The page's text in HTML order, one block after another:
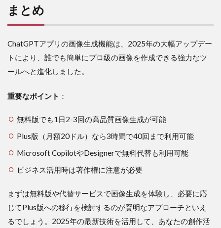
まとめ
ChatGPTアプリの画像生成機能は、2025年の大幅アップデー
トにより、誰でも簡単にプロ級の画像を作成できる強力なツ
ールへと進化しました。
重要なポイント ：
無料版でも1日2-3回の高品質画像生成が可能
Plus版（月額20ドル）なら3時間で40回まで利用可能
Microsoft CopilotやDesignerで無料代替も利用可能
ビジネス活用時は著作権に注意が必要
まずは無料版や代替サービスで画像生成を体験し、必要に応
じてPlus版への移行を検討するのが賢明なアプローチといえ
るでしょう。2025年の最新技術を活用して、あなたの創作活